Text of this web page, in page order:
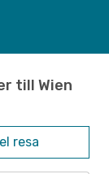
till Wien
resa